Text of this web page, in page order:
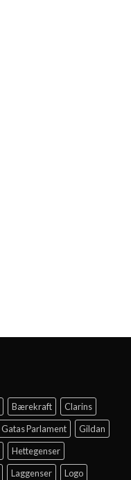
Bærekraft
Clarins
Gatas Parlament
Gildan
Hettegenser
Laggenser Logo